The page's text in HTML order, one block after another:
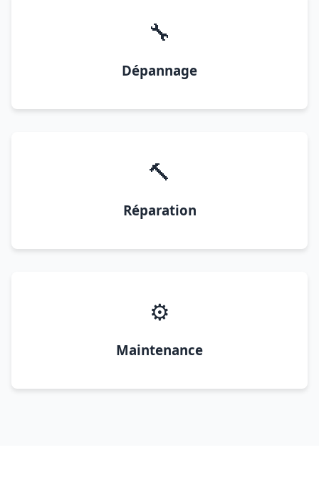
🔧
Dépannage
🔨
Réparation
⚙️
Maintenance